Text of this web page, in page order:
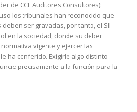
de CCL Auditores Consultores):
los tribunales han reconocido que
deben ser gravadas, por tanto, el SII
en la sociedad, donde su deber
vigente y ejercer las
ha conferido. Exigirle algo distinto
precisamente a la función para la